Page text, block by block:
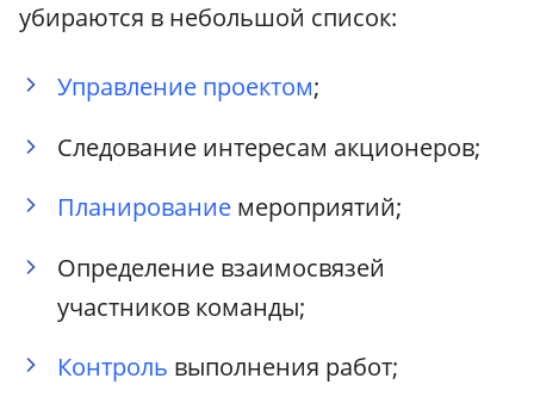
убираются в небольшой список:
Управление проектом;
Следование интересам акционеров;
Планирование мероприятий;
Определение взаимосвязей
участников команды;
Контроль выполнения работ;